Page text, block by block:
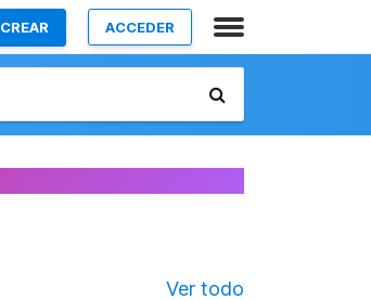
CREAR ACCEDER
Ver todo